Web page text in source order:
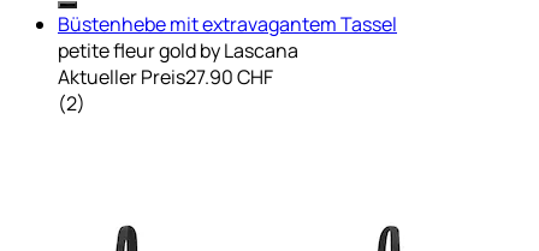
Büstenhebe mit extravagantem Tassel
petite fleur gold by Lascana
Aktueller Preis27.90 CHF
(2)